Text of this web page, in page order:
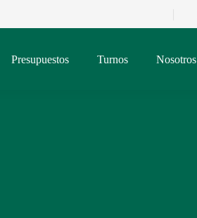
Presupuestos Turnos Nosotros